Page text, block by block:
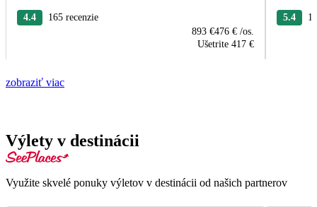
4.4
165 recenzie
893 €476 € /os.
Ušetrite 417 €
5.4
zobraziť viac
Výlety v destinácii
Využite skvelé ponuky výletov v destinácii od našich partnerov